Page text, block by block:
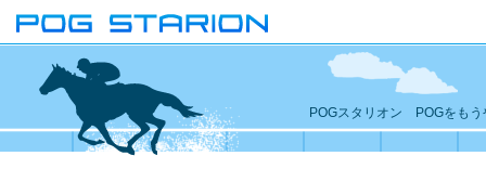
POGスタリオン POGをもう